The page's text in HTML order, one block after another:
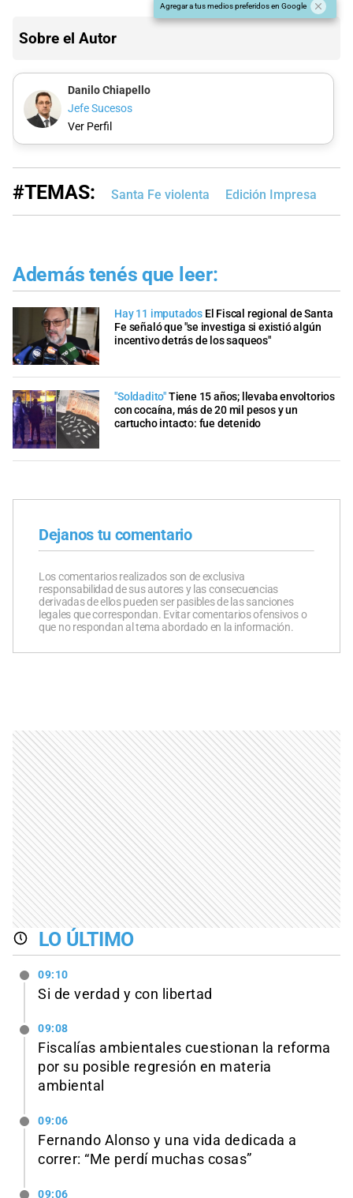
Agregar a tus medios preferidos en Google
Sobre el Autor
Danilo Chiapello
Jefe Sucesos
Ver Perfil
#TEMAS: Santa Fe violenta Edición Impresa
Además tenés que leer:
Hay 11 imputados El Fiscal regional de Santa
Fe señaló que "se investiga si existió algún
incentivo detrás de los saqueos"
"Soldadito"Tiene 15 años; llevaba envoltorios
con cocaína, más de 20 mil pesos y un
cartucho intacto: fue detenido
Dejanos tu comentario
Los comentarios realizados son de exclusiva
responsabilidad de sus autores y las consecuencias
derivadas de ellos pueden ser pasibles de las sanciones
legales que correspondan. Evitar comentarios ofensivos o
que no respondan al tema abordado en la información.
LO ÚLTIMO
09:10
Si de verdad y con libertad
09:08
Fiscalías ambientales cuestionan la reforma
por su posible regresión en materia
ambiental
09:06
Fernando Alonso y una vida dedicada a
correr: “Me perdí muchas cosas”
09:06